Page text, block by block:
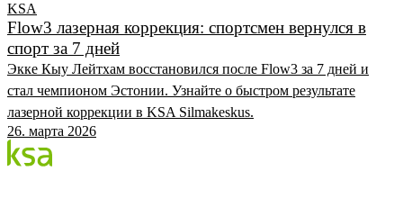
KSA
Flow3 лазерная коррекция: спортсмен вернулся в
спорт за 7 дней
Экке Кыу Лейтхам восстановился после Flow3 за 7 дней и
стал чемпионом Эстонии. Узнайте о быстром результате
лазерной коррекции в KSA Silmakeskus.
26. марта 2026